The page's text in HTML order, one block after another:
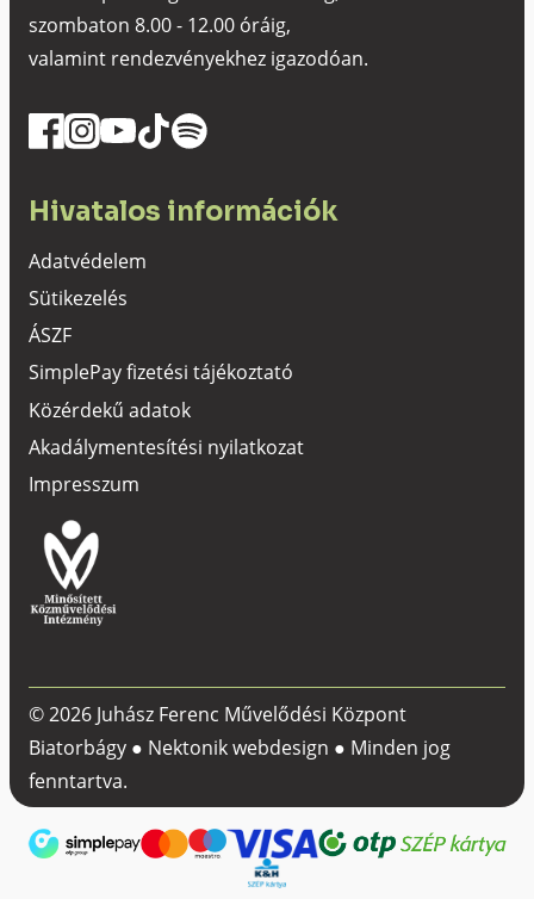
szombaton 8.00 - 12.00 óráig,
valamint rendezvényekhez igazodóan.
Hivatalos információk
Adatvédelem
Sütikezelés
ÁSZF
SimplePay fizetési tájékoztató
Közérdekű adatok
Akadálymentesítési nyilatkozat
Impresszum
© 2026 Juhász Ferenc Művelődési Központ
Biatorbágy ● Nektonik webdesign ● Minden jog
fenntartva.